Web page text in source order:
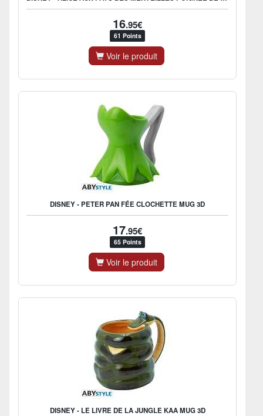
16.95€
61 Points
Voir le produit
DISNEY - PETER PAN FÉE CLOCHETTE MUG 3D
17.95€
65 Points
Voir le produit
DISNEY - LE LIVRE DE LA JUNGLE KAA MUG 3D